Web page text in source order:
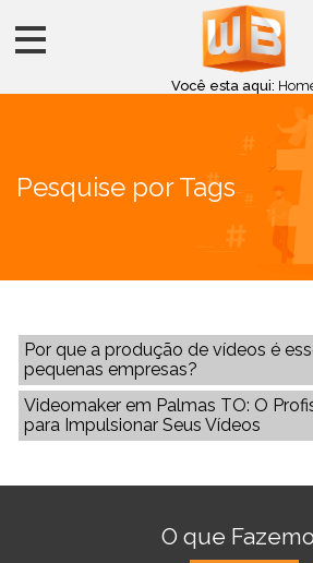
Você esta aqui:
Pesquise por Tags
Por que a produção de vídeos é
pequenas empresas?
Videomaker em Palmas TO: O
para Impulsionar Seus Vídeos
O que